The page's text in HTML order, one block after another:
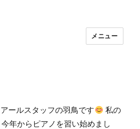
メニュー
ールスタッフの羽鳥です
私の
年からピアノを習い始めまし